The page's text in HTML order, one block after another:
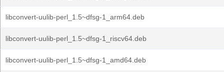
libconvert-uulib-perl_1.5~dfsg-1_arm64.deb
libconvert-uulib-perl_1.5~dfsg-1_riscv64.deb
libconvert-uulib-perl_1.5~dfsg-1_amd64.deb